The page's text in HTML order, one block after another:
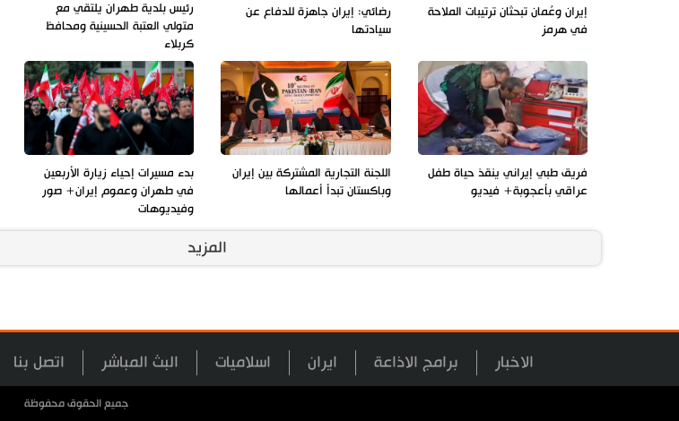
إيران وعُمان تبحثان ترتيبات الملاحة
في هرمز
رضائي: إيران جاهزة للدفاع عن
سيادتها
رئيس بلدية طهران يلتقي مع
متولي العتبة الحسينية ومحافظ
كربلاء
فريق طبي إيراني ينقذ حياة طفل
عراقي بأعجوبة+ فيديو
اللجنة التجارية المشتركة بين إيران
وباكستان تبدأ أعمالها
بدء مسيرات إحياء زيارة الأربعين
في طهران وعموم إيران+ صور
وفيديوهات
المزيد
الاخبار برامج الاذاعة ايران اسلاميات البث المباشر اتصل بنا
جميع الحقوق محفوظة